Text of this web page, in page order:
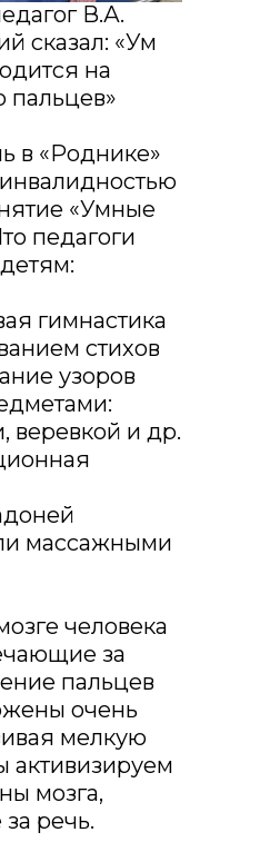
В.А.
сказал: «Ум
на
пальцев»
в «Роднике»
«Умные
педагоги
гимнастика
стихов
узоров
веревкой и др.
массажными
человека
за
пальцев
очень
мелкую
активизируем
мозга,
речь.